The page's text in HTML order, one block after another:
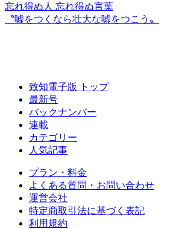
忘れ得ぬ人 忘れ得ぬ言葉
〝嘘をつくなら壮大な嘘をつこう〟
致知電子版 トップ
最新号
バックナンバー
連載
カテゴリー
人気記事
プラン・料金
よくある質問・お問い合わせ
運営会社
特定商取引法に基づく表記
利用規約